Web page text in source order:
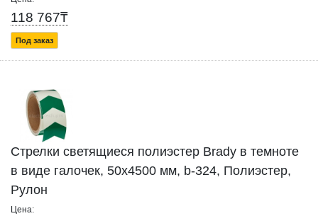
118 767₸
Под заказ
Стрелки светящиеся полиэстер Brady в темноте
в виде галочек, 50x4500 мм, b-324, Полиэстер,
Рулон
Цена: